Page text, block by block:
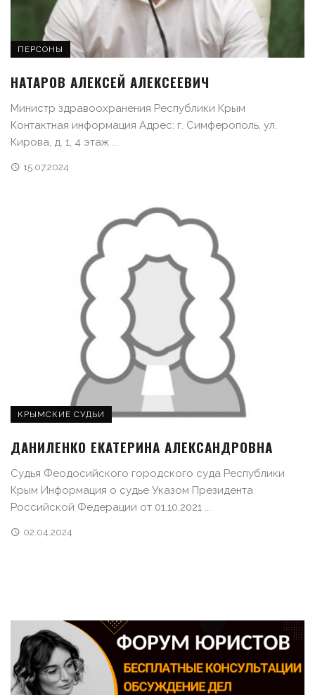
ПЕРСОНЫ
НАТАРОВ АЛЕКСЕЙ АЛЕКСЕЕВИЧ
Министр здравоохранения Республики Крым
Контактная информация Адрес: г. Симферополь, ул.
Кирова, д. 1, 4 этаж ...
15.07.2024
КРЫМСКИЕ СУДЬИ
ДАНИЛЕНКО ЕКАТЕРИНА АЛЕКСАНДРОВНА
Судья Феодосийского городского суда Республики
Крым Информация о судье Указом Президента
Российской Федерации от 01.10.2021 ...
02.04.2024